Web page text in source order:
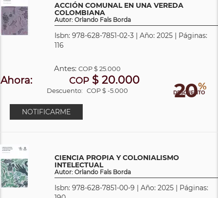
ACCIÓN COMUNAL EN UNA VEREDA
COLOMBIANA
Autor: Orlando Fals Borda
Isbn: 978-628-7851-02-3 | Año: 2025 | Páginas:
116
20%
DESCUENTO
Antes: COP$ 25.000
Ahora: COP$ 20.000
Descuento: COP $ -5.000
NOTIFICARME
CIENCIA PROPIA Y COLONIALISMO
INTELECTUAL
Autor: Orlando Fals Borda
Isbn: 978-628-7851-00-9 | Año: 2025 | Páginas: